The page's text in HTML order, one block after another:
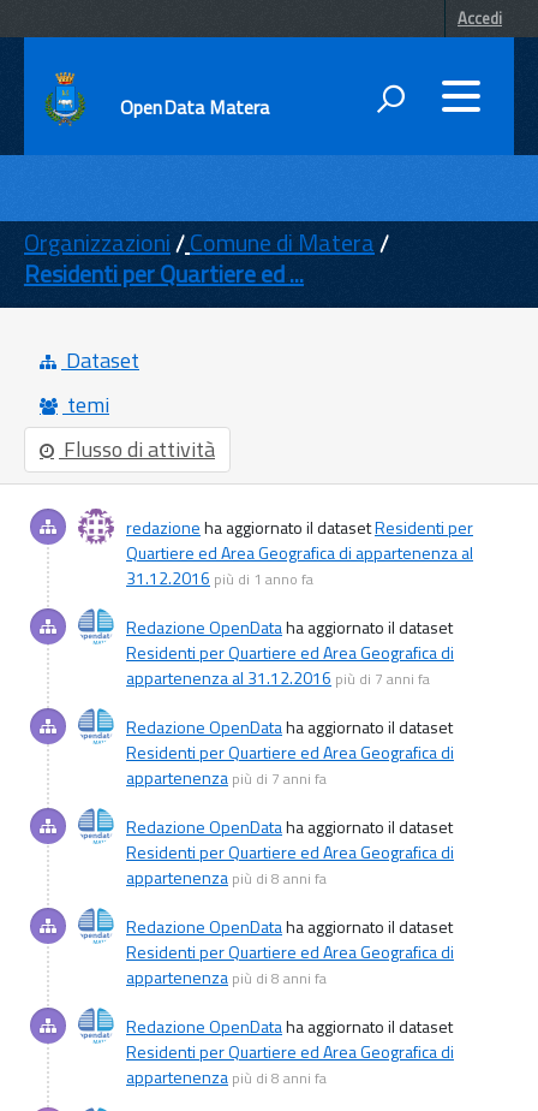
Accedi
OpenData Matera
ENTI
TEMI
INFORMAZIONI
Organizzazioni Comune di Matera
Residenti per Quartiere ed ...
Dataset
temi
Flusso di attività
redazioneha aggiornato il datasetResidenti per
Quartiere ed Area Geografica di appartenenza al
31.12.2016 più di 1 anno fa
Redazione OpenDataha aggiornato il dataset
Residenti per Quartiere ed Area Geografica di
appartenenza al 31.12.2016 più di 7 anni fa
Redazione OpenDataha aggiornato il dataset
Residenti per Quartiere ed Area Geografica di
appartenenza più di 7 anni fa
Redazione OpenDataha aggiornato il dataset
Residenti per Quartiere ed Area Geografica di
appartenenza più di 8 anni fa
Redazione OpenDataha aggiornato il dataset
Residenti per Quartiere ed Area Geografica di
appartenenza più di 8 anni fa
Redazione OpenDataha aggiornato il dataset
Residenti per Quartiere ed Area Geografica di
appartenenza più di 8 anni fa